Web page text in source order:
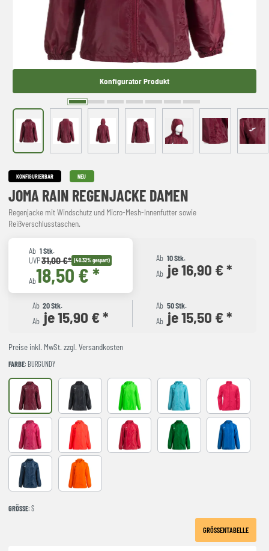
Konfigurator Produkt
KONFIGURIERBAR NEU
JOMA RAIN REGENJACKE DAMEN
Regenjacke mit Windschutz und Micro-Mesh-Innenfutter sowie
Reißverschlusstaschen.
Ab 1 Stk.
UVP31,00 €* (40.32% gespart)
Ab18,50 € *
Ab 10 Stk.
Ab je 16,90 € *
Ab 20 Stk.
Ab je 15,90 € *
Ab 50 Stk.
Ab je 15,50 € *
Preise inkl. MwSt. zzgl. Versandkosten
FARBE: BURGUNDY
BURGUNDY Black FLUOR GREEN FLUOR TURQUOISE VIOLET
fuchsia NARANJA FLUORRED green royal
Navy orange
GRÖSSE : S
GRÖSSENTABELLE